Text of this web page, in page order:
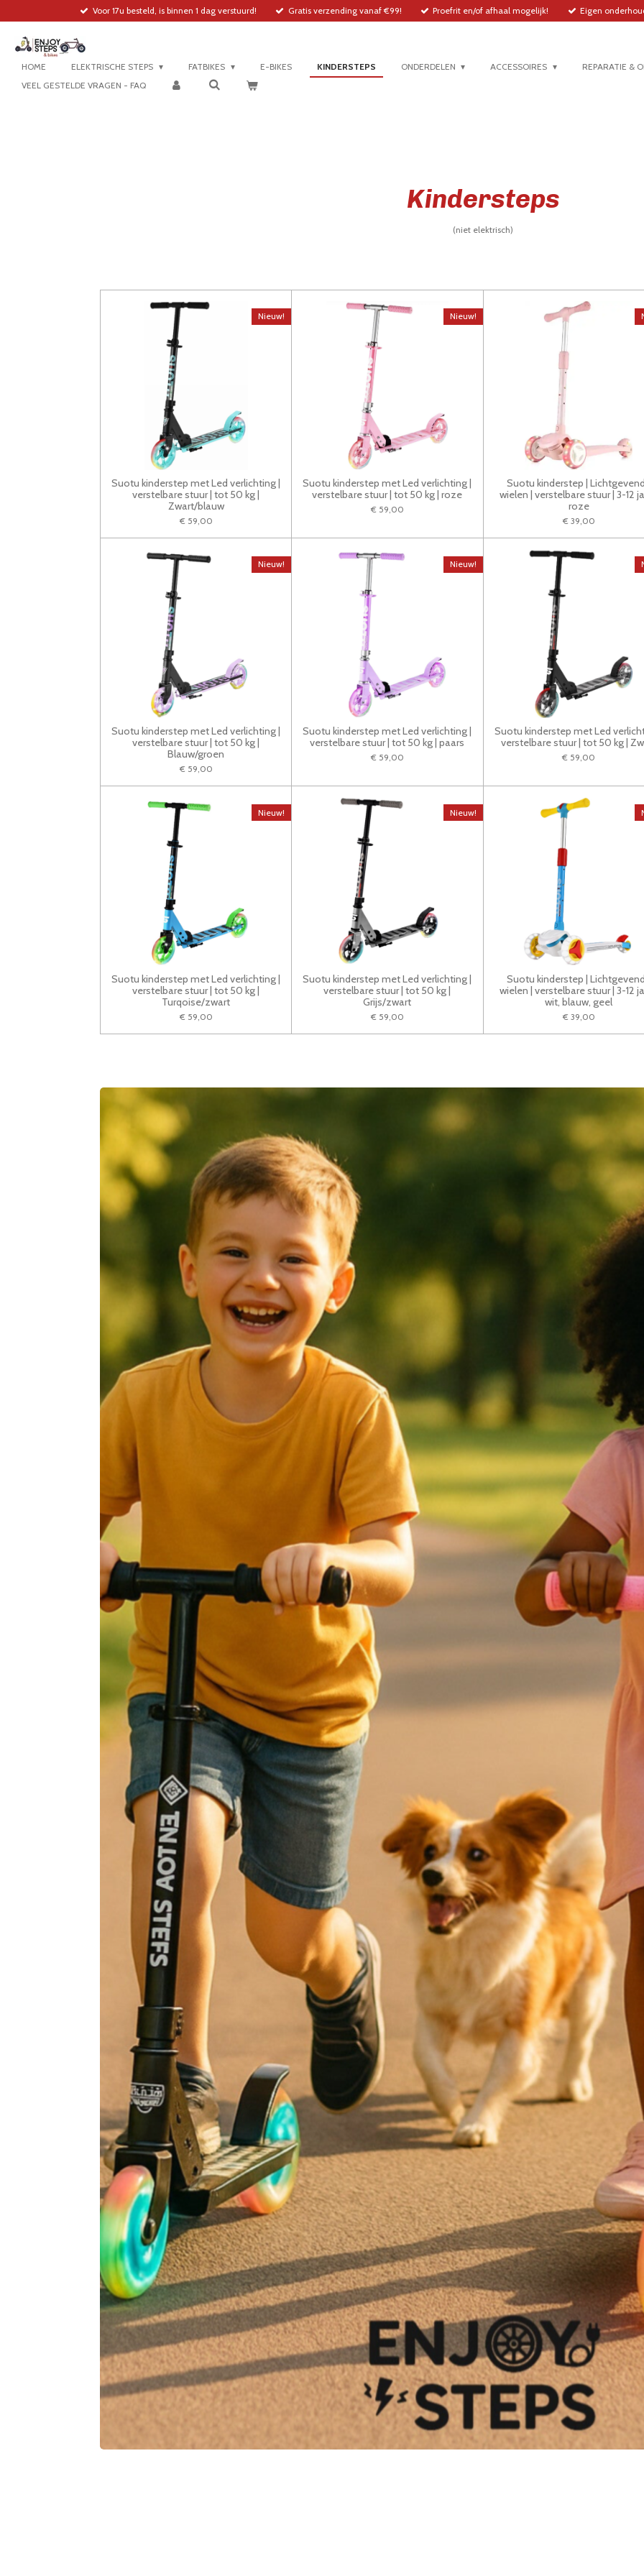
naar
de
hoofdinhoud
Voor 17u besteld, is binnen 1 dag verstuurd! Gratis verzending vanaf €99! Proefrit en/of afhaal mogelijk! Eigen
HOME ELEKTRISCHE STEPS FATBIKES E-BIKES KINDERSTEPS ONDERDELEN ACCESSOIRES
REPARATIE &
VEEL GESTELDE VRAGEN - FAQ
Kindersteps
(niet elektrisch)
Nieuw!
Suotu kinderstep met Led verlichting |
verstelbare stuur | tot 50 kg |
Zwart/blauw
€ 59,00
Nieuw!
Suotu kinderstep met Led verlichting |
verstelbare stuur | tot 50 kg | roze
€ 59,00
Suotu kinderstep |
wielen | verstelbare stuur | 3-12
roze
€ 39,00
Nieuw!
Suotu kinderstep met Led verlichting |
verstelbare stuur | tot 50 kg |
Blauw/groen
€ 59,00
Nieuw!
Suotu kinderstep met Led verlichting |
verstelbare stuur | tot 50 kg | paars
€ 59,00
Suotu kinderstep met Led
verstelbare stuur | tot 50 kg |
€ 59,00
Nieuw!
Suotu kinderstep met Led verlichting |
verstelbare stuur | tot 50 kg |
Turqoise/zwart
€ 59,00
Nieuw!
Suotu kinderstep met Led verlichting |
verstelbare stuur | tot 50 kg |
Grijs/zwart
€ 59,00
Suotu kinderstep |
wielen | verstelbare stuur | 3-12
wit, blauw, geel
€ 39,00